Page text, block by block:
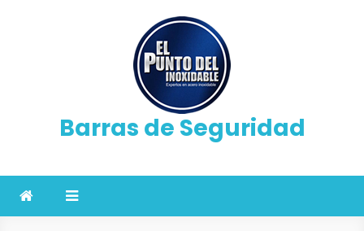
Barras de Seguridad